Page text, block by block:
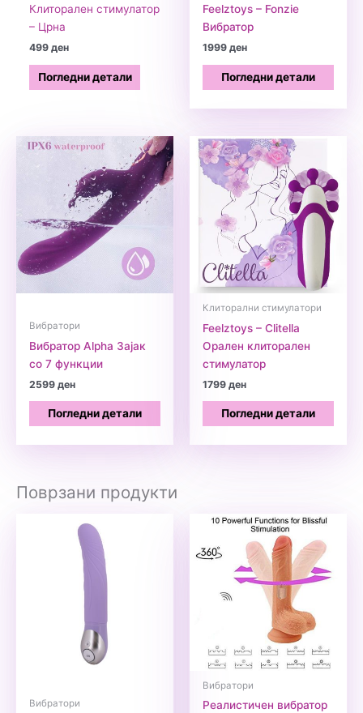
Клиторален стимулатор
– Црна
499ден
Погледни детали
Feelztoys – Fonzie
Вибратор
1999ден
Погледни детали
Вибратори
Вибратор Alpha Зајак
со 7 функции
2599ден
Погледни детали
Клиторални стимулатори
Feelztoys – Clitella
Орален клиторален
стимулатор
1799ден
Погледни детали
Поврзани продукти
Вибратори
Вибратори
Реалистичен вибратор